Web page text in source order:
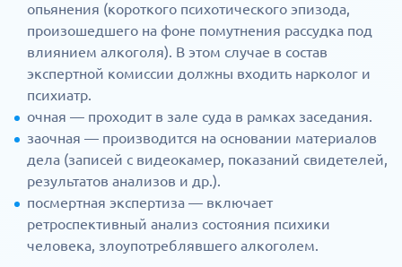
опьянения (короткого психотического эпизода,
произошедшего на фоне помутнения рассудка под
влиянием алкоголя). В этом случае в состав
экспертной комиссии должны входить нарколог и
психиатр.
очная — проходит в зале суда в рамках заседания.
заочная — производится на основании материалов
дела (записей с видеокамер, показаний свидетелей,
результатов анализов и др.).
посмертная экспертиза — включает
ретроспективный анализ состояния психики
человека, злоупотреблявшего алкоголем.